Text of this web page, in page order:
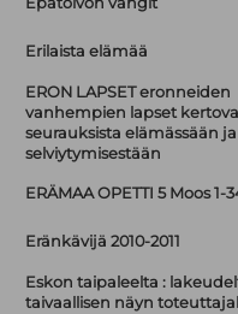
Erilaista elämää
ERON LAPSET eronneiden
vanhempien lapset
seurauksista elämässään ja
selviytymisestään
ERÄMAA OPETTI 5 Moos 1-
Eränkävijä 2010-2011
Eskon taipaleelta :
taivaallisen näyn